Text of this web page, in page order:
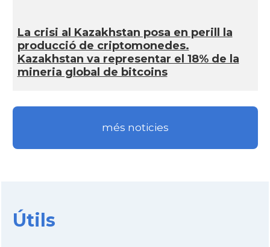
La crisi al Kazakhstan posa en perill la
producció de criptomonedes.
Kazakhstan va representar el 18% de la
mineria global de bitcoins
més noticies
Útils